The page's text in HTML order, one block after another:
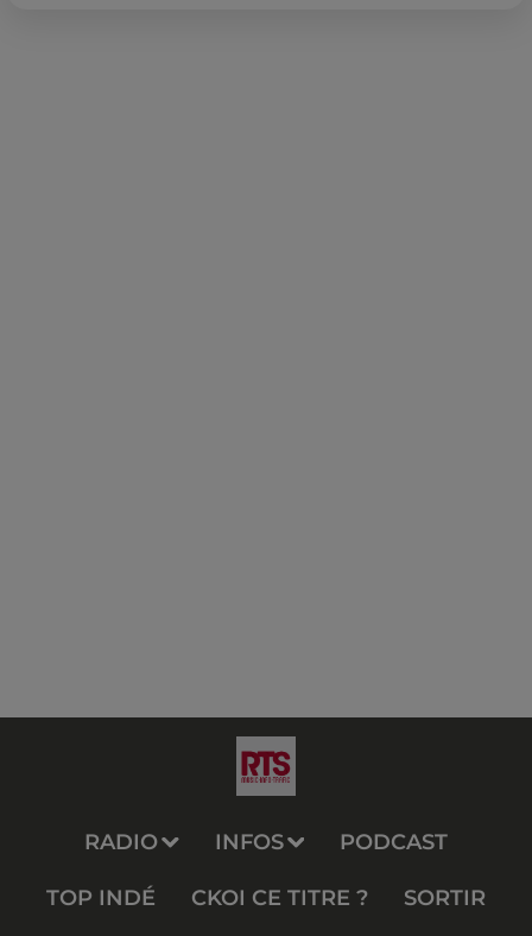
RADIO INFOS PODCAST
TOP INDÉ CKOI CE TITRE ? SORTIR